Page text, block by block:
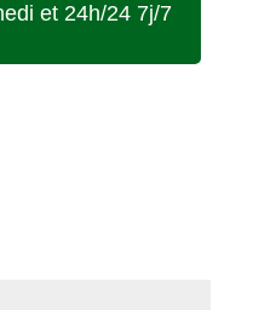
et 24h/24 7j/7